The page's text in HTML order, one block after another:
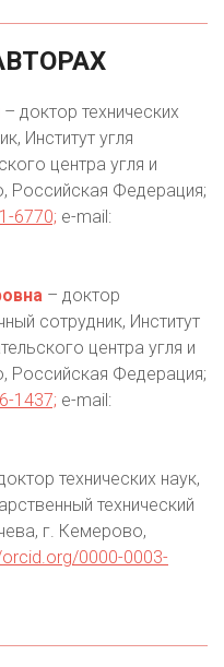
– доктор технических
Институт угля
центра угля и
Российская Федерация;
6770; e-mail:
– доктор
сотрудник, Институт
центра угля и
Российская Федерация;
1437; e-mail:
технических наук,
технический
г. Кемерово,
orcid.org/0000-0003-